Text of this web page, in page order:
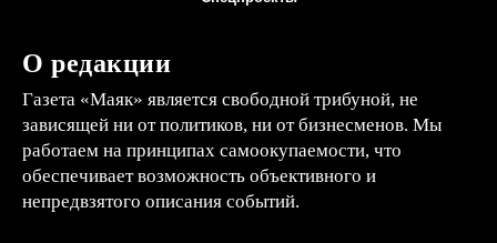
О редакции
Газета «Маяк» является свободной трибуной, не
зависящей ни от политиков, ни от бизнесменов. Мы
работаем на принципах самоокупаемости, что
обеспечивает возможность объективного и
непредвзятого описания событий.